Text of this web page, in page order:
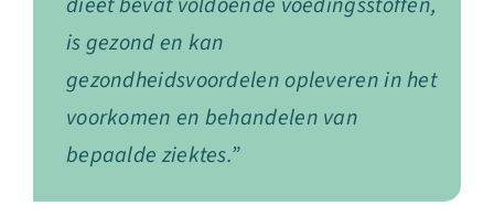
is gezond en kan
gezondheidsvoordelen opleveren in het
voorkomen en behandelen van
bepaalde ziektes.”